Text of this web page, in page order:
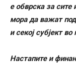
е обврска за
мора да важат
и секој субјект
Настапите и